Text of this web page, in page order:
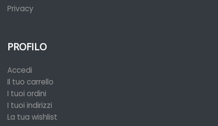
Privacy
PROFILO
Accedi
Il tuo carrello
I tuoi ordini
I tuoi indirizzi
La tua wishlist